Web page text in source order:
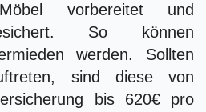
vorbereitet und
So können
werden. Sollten
sind diese von
bis 620€ pro